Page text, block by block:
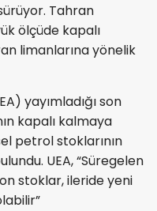
Tahran
ölçüde kapalı
limanlarına yönelik
yayımladığı son
kapalı kalmaya
petrol stoklarının
UEA, “Süregelen
stoklar, ileride yeni